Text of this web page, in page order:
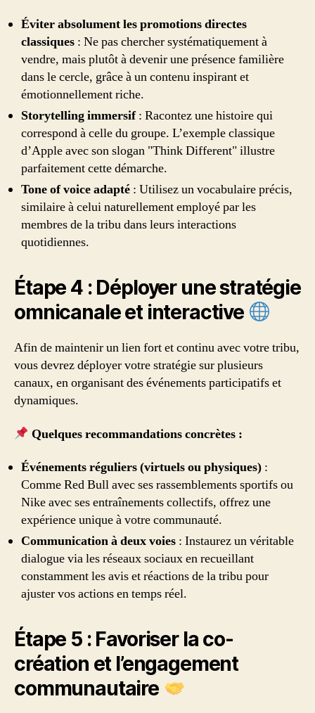
Éviter absolument les promotions directes
classiques : Ne pas chercher systématiquement à
vendre, mais plutôt à devenir une présence familière
dans le cercle, grâce à un contenu inspirant et
émotionnellement riche.
Storytelling immersif: Racontez une histoire qui
correspond à celle du groupe. L’exemple classique
d’Apple avec son slogan "Think Different" illustre
parfaitement cette démarche.
Tone of voice adapté : Utilisez un vocabulaire précis,
similaire à celui naturellement employé par les
membres de la tribu dans leurs interactions
quotidiennes.
Étape 4 : Déployer une stratégie
omnicanale et interactive
Afin de maintenir un lien fort et continu avec votre tribu,
vous devrez déployer votre stratégie sur plusieurs
canaux, en organisant des événements participatifs et
dynamiques.
Quelques recommandations concrètes :
Événements réguliers (virtuels ou physiques) :
Comme Red Bull avec ses rassemblements sportifs ou
Nike avec ses entraînements collectifs, offrez une
expérience unique à votre communauté.
Communication à deux voies : Instaurez un véritable
dialogue via les réseaux sociaux en recueillant
constamment les avis et réactions de la tribu pour
ajuster vos actions en temps réel.
Étape 5 : Favoriser la co-
création et l’engagement
communautaire